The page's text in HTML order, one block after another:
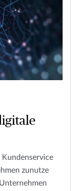
Kundenservice
zunutze